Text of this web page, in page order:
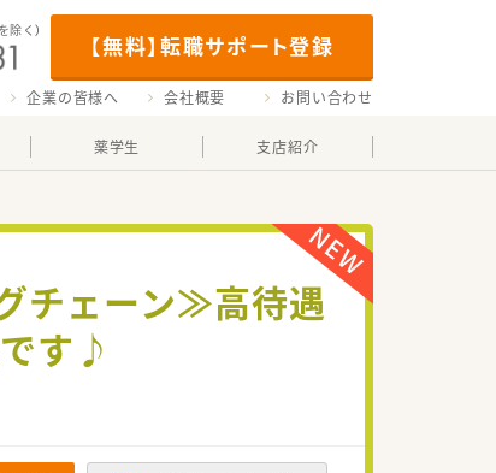
【無料】転職サポート登録
除く）
企業の皆様へ 会社概要 お問い合わせ
薬学生 支店紹介
チェーン≫高待遇
す♪